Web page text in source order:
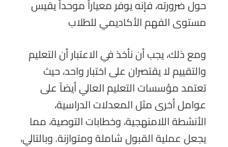
حول ضرورته، فإنه يوفر معياراً موحداً يقيس
مستوى الفهم الأكاديمي للطلاب
ومع ذلك، يجب أن نأخذ في الاعتبار أن التعليم
والتقييم لا يقتصران على اختبار واحد، حيث
تعتمد مؤسسات التعليم العالي أيضاً على
عوامل أخرى مثل المعدلات الدراسية،
الأنشطة اللامنهجية، وخطابات التوصية، مما
يجعل عملية القبول شاملة ومتوازنة. وبالتالي،